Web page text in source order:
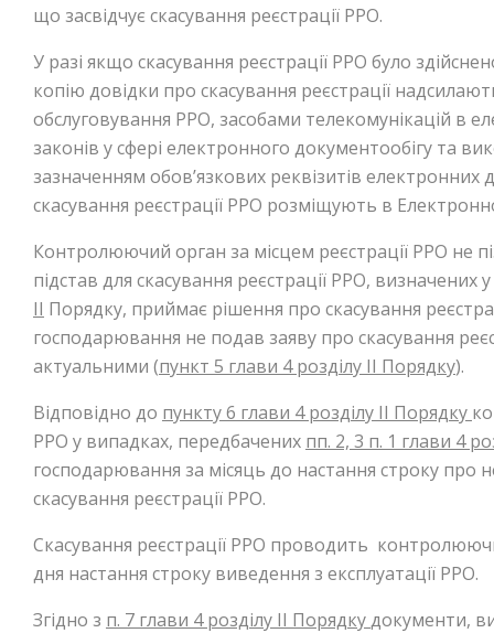
що засвідчує скасування реєстрації РРО.
У разі якщо скасування реєстрації РРО було
копію довідки про скасування реєстрації
обслуговування РРО, засобами телекомунікацій в
законів у сфері електронного документообігу та
зазначенням обов’язкових реквізитів
скасування реєстрації РРО розміщують в
Контролюючий орган за місцем реєстрації РРО не
підстав для скасування реєстрації РРО, визначених у
ІІ Порядку, приймає рішення про скасування
господарювання не подав заяву про скасування
актуальними (пункт 5 глави 4 розділу II Порядку).
Відповідно до пункту 6 глави 4 розділу II Порядку
РРО у випадках, передбачених пп. 2, 3 п. 1 глави 4
господарювання за місяць до настання строку про
скасування реєстрації РРО.
Скасування реєстрації РРО проводить
дня настання строку виведення з експлуатації РРО.
Згідно з п. 7 глави 4 розділу II Порядкудокументи,